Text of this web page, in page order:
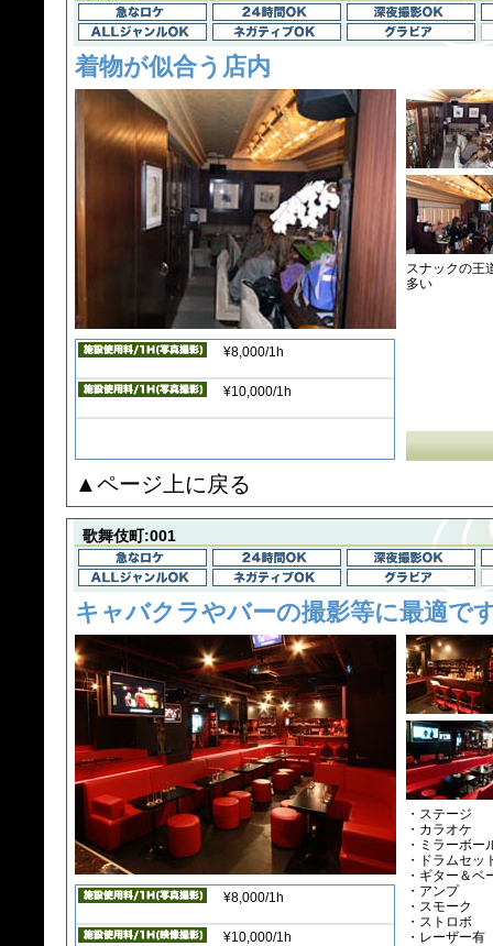
着物が似合う店内
¥8,000/1h
¥10,000/1h
スナックの王
多い
▲ページ上に戻る
歌舞伎町:001
キャバクラやバーの撮影等に最適で
¥8,000/1h
¥10,000/1h
・ステージ
・カラオケ
・ミラーボー
・ドラムセッ
・ギター＆ベ
・アンプ
・スモーク
・ストロボ
・レーザー有